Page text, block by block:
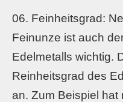
Feinheitsgrad:
Feinunze ist auch
Edelmetalls wichtig.
Reinheitsgrad des
an. Zum Beispiel hat